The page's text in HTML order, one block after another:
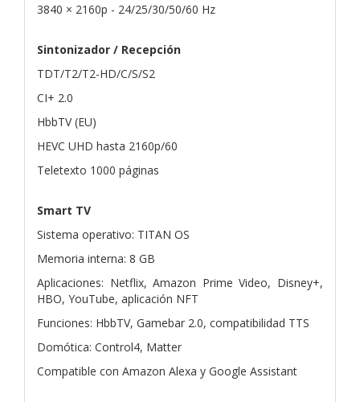
3840 × 2160p - 24/25/30/50/60 Hz
Sintonizador / Recepción
TDT/T2/T2-HD/C/S/S2
CI+ 2.0
HbbTV (EU)
HEVC UHD hasta 2160p/60
Teletexto 1000 páginas
Smart TV
Sistema operativo: TITAN OS
Memoria interna: 8 GB
Aplicaciones: Netflix, Amazon Prime Video, Disney+,
HBO, YouTube, aplicación NFT
Funciones: HbbTV, Gamebar 2.0, compatibilidad TTS
Domótica: Control4, Matter
Compatible con Amazon Alexa y Google Assistant